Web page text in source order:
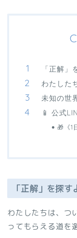
「正解」
わたした
未知の世
📱 公式
🎁《1
「正解」を探
わたしたちは、つ
ってもらえる道を